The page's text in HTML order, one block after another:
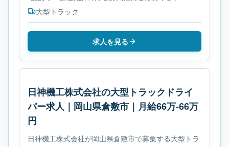
大型トラック
求人を見る
日神機工株式会社の大型トラックドライ
バー求人｜岡山県倉敷市｜月給66万-66万
円
日神機工株式会社が岡山県倉敷市で募集する大型トラ